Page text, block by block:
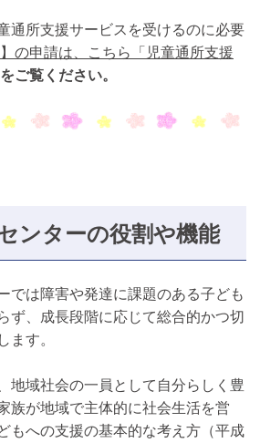
通所支援サービスを受けるのに必要
】の申請は、こちら「児童通所支援
をご覧ください。
ンターの役割や機能
では障害や発達に課題のある子ども
ず、成長段階に応じて総合的かつ切
ます。
地域社会の一員として自分らしく豊
族が地域で主体的に社会生活を営
もへの支援の基本的な考え方（平成